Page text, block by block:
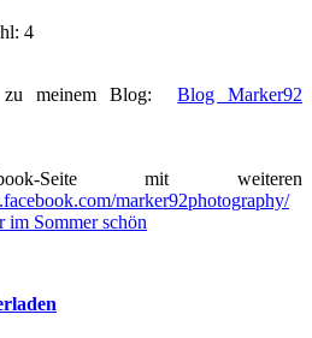
4
zu meinem Blog:Blog Marker92
Seite mit weiteren
marker92photography/
im Sommer schön